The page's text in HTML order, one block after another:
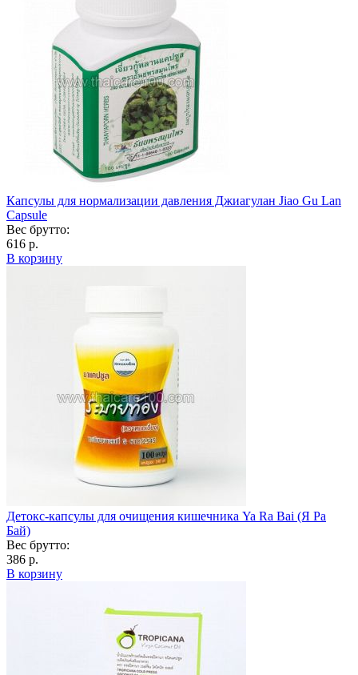
Капсулы для нормализации давления Джиагулан Jiao Gu Lan
Capsule
Вес брутто:
616 р.
В корзину
Детокс-капсулы для очищения кишечника Ya Ra Bai (Я Ра
Бай)
Вес брутто:
386 р.
В корзину